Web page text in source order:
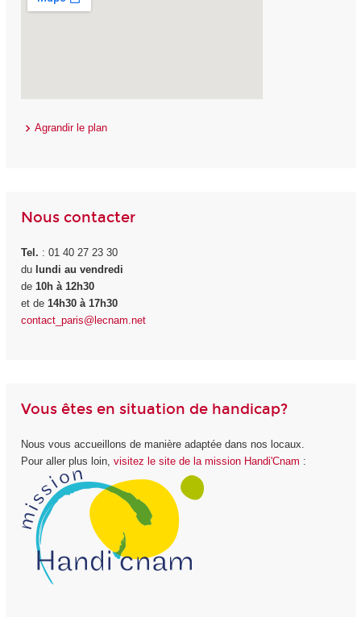
Agrandir le plan
Nous contacter
Tel. : 01 40 27 23 30
du lundi au vendredi
de 10h à 12h30
et de14h30à 17h30
contact_paris@lecnam.net
Vous êtes en situation de handicap?
Nous vous accueillons de manière adaptée dans nos locaux.
Pour aller plus loin, visitez le site de la mission Handi'Cnam :